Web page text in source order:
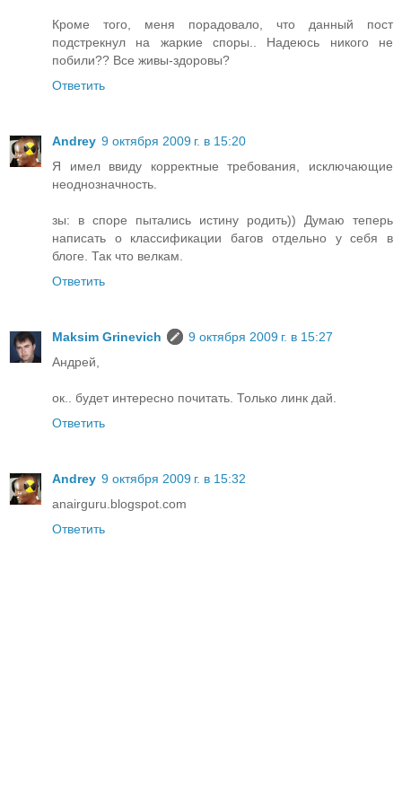
Кроме того, меня порадовало, что данный пост
подстрекнул на жаркие споры.. Надеюсь никого не
побили?? Все живы-здоровы?
Ответить
Andrey 9 октября 2009 г. в 15:20
Я имел ввиду корректные требования, исключающие
неоднозначность.
зы: в споре пытались истину родить)) Думаю теперь
написать о классификации багов отдельно у себя в
блоге. Так что велкам.
Ответить
Maksim Grinevich
9 октября 2009 г. в 15:27
Андрей,
ок.. будет интересно почитать. Только линк дай.
Ответить
Andrey 9 октября 2009 г. в 15:32
anairguru.blogspot.com
Ответить